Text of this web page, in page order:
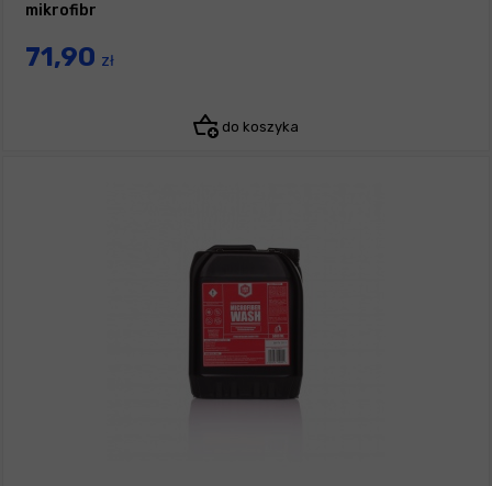
mikrofibr
71,90 zł
do koszyka